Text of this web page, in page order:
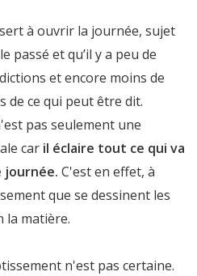
à ouvrir la journée, sujet
passé et qu’il y a peu de
et encore moins de
de ce qui peut être dit.
pas seulement une
car il éclaire tout ce qui va
C'est en effet, à
que se dessinent les
la matière.
n'est pas certaine.